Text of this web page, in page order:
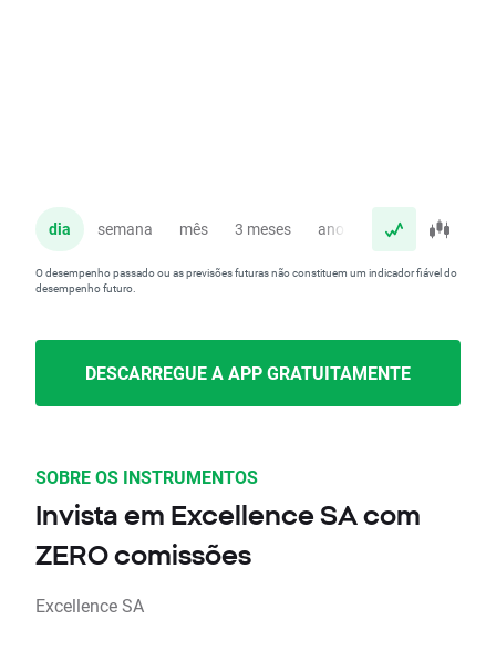
dia semana mês 3 meses ano
O desempenho passado ou as previsões futuras não constituem um indicador fiável do
desempenho futuro.
DESCARREGUE A APP GRATUITAMENTE
SOBRE OS INSTRUMENTOS
Invista em Excellence SA com
ZERO comissões
Excellence SA